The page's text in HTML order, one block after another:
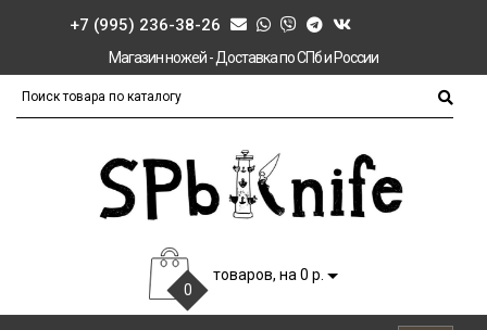
+7 (995) 236-38-26
Магазин ножей - Доставка по СПб и России
0
товаров, на 0 р.